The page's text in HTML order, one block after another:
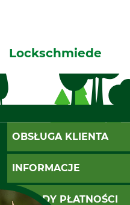
Lockschmiede
OBSŁUGA KLIENTA
Katalogi Grube
Ustawienia plików cookie
INFORMACJE
Koszty dostawy
METODY PŁATNOŚCI